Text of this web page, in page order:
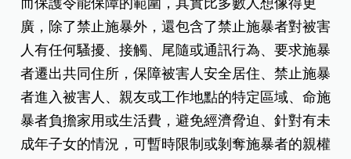
而保護令能保障的範圍，其實比多數人想像得更
廣，除了禁止施暴外，還包含了禁止施暴者對被害
人有任何騷擾、接觸、尾隨或通訊行為、要求施暴
者遷出共同住所，保障被害人安全居住、禁止施暴
者進入被害人、親友或工作地點的特定區域、命施
暴者負擔家用或生活費，避免經濟脅迫、針對有未
成年子女的情況，可暫時限制或剝奪施暴者的親權